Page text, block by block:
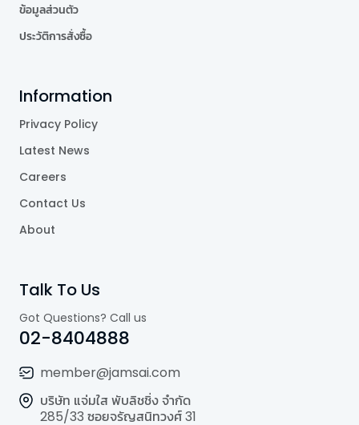
ข้อมูลส่วนตัว
ประวัติการสั่งซื้อ
Information
Privacy Policy
Latest News
Careers
Contact Us
About
Talk To Us
Got Questions? Call us
02-8404888
member@jamsai.com
บริษัท แจ่มใส พับลิชชิ่ง จำกัด
285/33 ซอยจรัญสนิทวงศ์ 31